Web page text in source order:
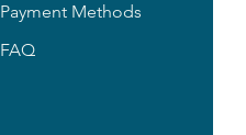
Payment Methods
FAQ